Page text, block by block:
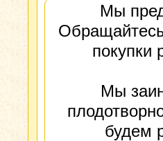
Мы
покупки
Мы
будем